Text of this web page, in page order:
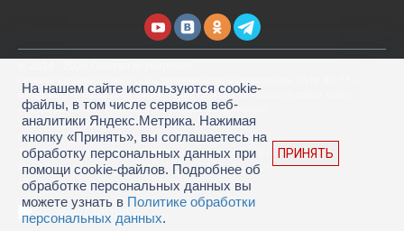
67908 выдано 06.12.2016 Федеральной службой по надзору в сфере связи,
информационных технологий и массовых коммуникаций.
Учредитель: ООО «Губерния Он-лайн»
Главный редактор: Гатаулина А.С.
Телефон редакции: (4212) 45-88-45, адрес электронной почты:
portal@gubernia.com
18+
На нашем сайте используются cookie-
файлы, в том числе сервисов веб-
аналитики Яндекс.Метрика. Нажимая
кнопку «Принять», вы соглашаетесь на
обработку персональных данных при
помощи cookie-файлов. Подробнее об
обработке персональных данных вы
можете узнать в Политике обработки
персональных данных.
ПРИНЯТЬ